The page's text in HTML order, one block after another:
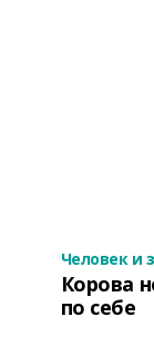
Человек и
Корова
по себе